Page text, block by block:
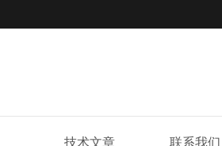
技术文章 联系我们